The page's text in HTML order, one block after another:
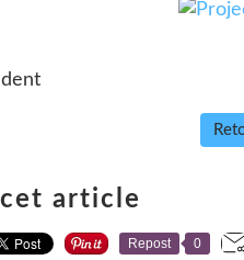
article
Repost 0